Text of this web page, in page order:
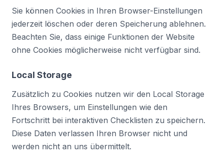
Sie können Cookies in Ihren Browser-Einstellungen
jederzeit löschen oder deren Speicherung ablehnen.
Beachten Sie, dass einige Funktionen der Website
ohne Cookies möglicherweise nicht verfügbar sind.
Local Storage
Zusätzlich zu Cookies nutzen wir den Local Storage
Ihres Browsers, um Einstellungen wie den
Fortschritt bei interaktiven Checklisten zu speichern.
Diese Daten verlassen Ihren Browser nicht und
werden nicht an uns übermittelt.